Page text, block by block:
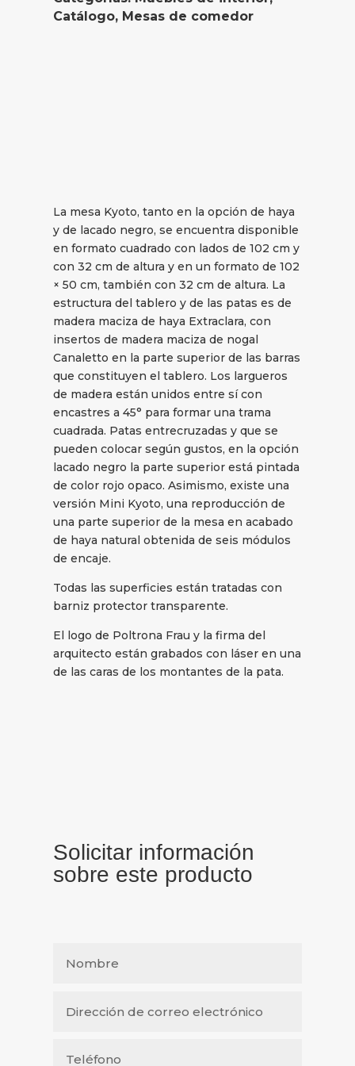
Catálogo, Mesas de comedor
La mesa Kyoto, tanto en la opción de haya
y de lacado negro, se encuentra disponible
en formato cuadrado con lados de 102 cm y
con 32 cm de altura y en un formato de 102
× 50 cm, también con 32 cm de altura. La
estructura del tablero y de las patas es de
madera maciza de haya Extraclara, con
insertos de madera maciza de nogal
Canaletto en la parte superior de las barras
que constituyen el tablero. Los largueros
de madera están unidos entre sí con
encastres a 45° para formar una trama
cuadrada. Patas entrecruzadas y que se
pueden colocar según gustos, en la opción
lacado negro la parte superior está pintada
de color rojo opaco. Asimismo, existe una
versión Mini Kyoto, una reproducción de
una parte superior de la mesa en acabado
de haya natural obtenida de seis módulos
de encaje.
Todas las superficies están tratadas con
barniz protector transparente.
El logo de Poltrona Frau y la firma del
arquitecto están grabados con láser en una
de las caras de los montantes de la pata.
Solicitar información
sobre este producto